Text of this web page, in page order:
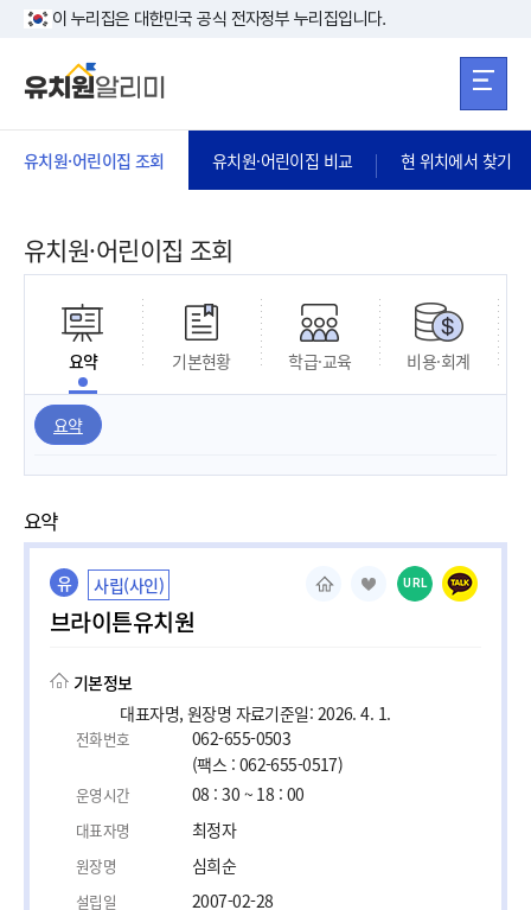
본문 바로가기
이 누리집은 대한민국 공식 전자정부 누리집입니다.
유치원·어린이집 조회 유치원·어린이집 비교 현 위치에서 찾기
유치원·어린이집 조회
요약 기본현황 학급·교육 비용·회계
요약
요약
유 사립(사인)
브라이튼유치원
URL
기본정보
대표자명, 원장명 자료기준일: 2026. 4. 1.
전화번호
062-655-0503
(팩스 : 062-655-0517)
운영시간 08 : 30 ~ 18 : 00
대표자명 최정자
원장명 심희순
설립일 2007-02-28